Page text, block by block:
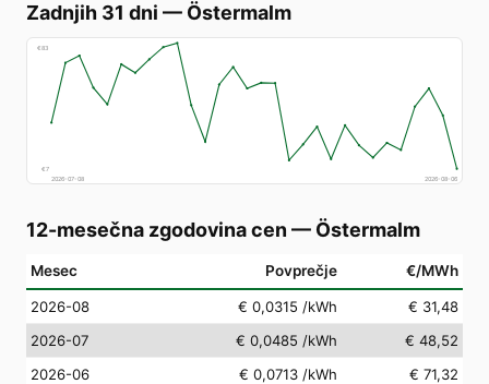
Zadnjih 31 dni — Östermalm
€83
€7
2026-07-08
2026-08-06
12-mesečna zgodovina cen — Östermalm
Mesec Povprečje €/MWh
2026-08 € 0,0315 /kWh
€ 31,48
2026-07
€ 0,0485 /kWh
€ 48,52
2026-06
€ 0,0713 /kWh
€ 71,32